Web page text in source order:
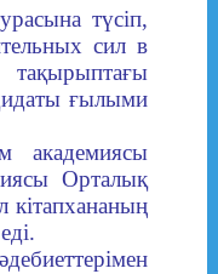
түсіп,
сил в
ғылыми
Орталық